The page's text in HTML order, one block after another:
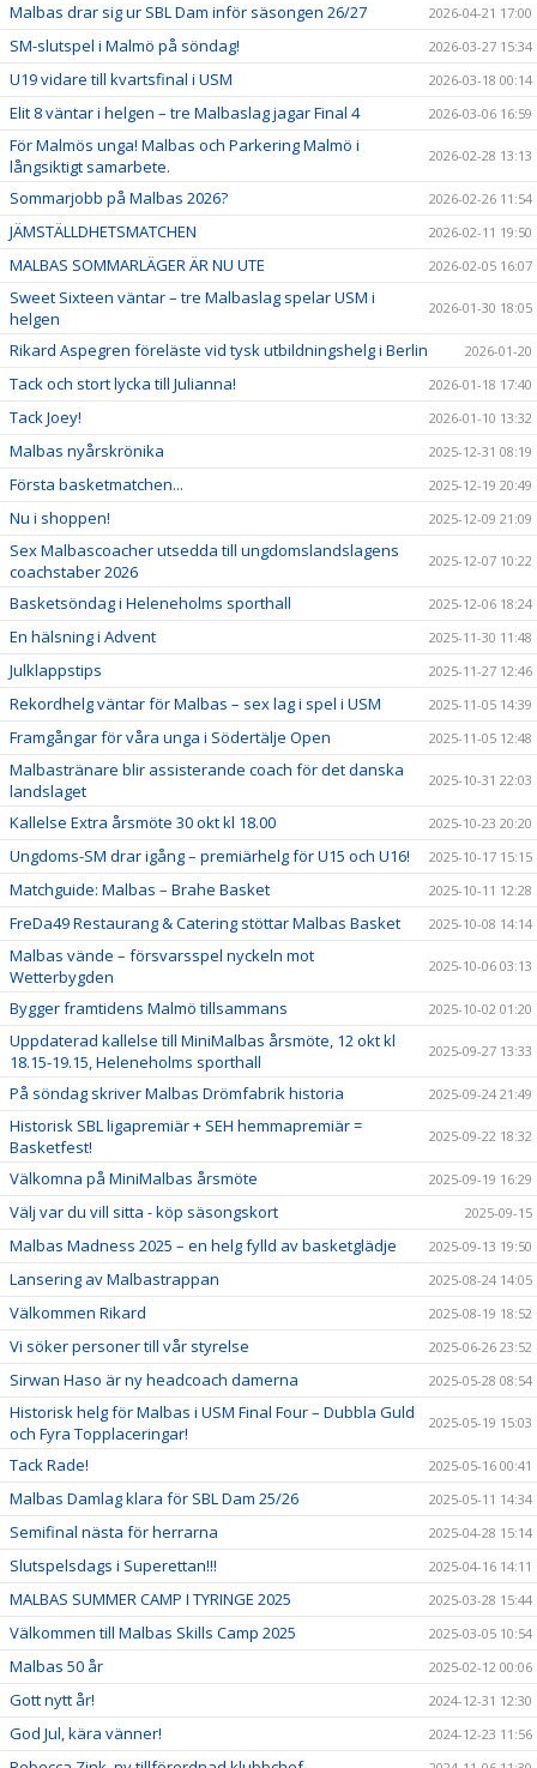
Malbas drar sig ur SBL Dam inför säsongen 26/27 2026-04-21 17:00
SM-slutspel i Malmö på söndag! 2026-03-27 15:34
U19 vidare till kvartsfinal i USM 2026-03-18 00:14
Elit 8 väntar i helgen – tre Malbaslag jagar Final 4 2026-03-06 16:59
För Malmös unga! Malbas och Parkering Malmö i
långsiktigt samarbete.
2026-02-28 13:13
Sommarjobb på Malbas 2026? 2026-02-26 11:54
JÄMSTÄLLDHETSMATCHEN 2026-02-11 19:50
MALBAS SOMMARLÄGER ÄR NU UTE 2026-02-05 16:07
Sweet Sixteen väntar – tre Malbaslag spelar USM i
helgen
2026-01-30 18:05
Rikard Aspegren föreläste vid tysk utbildningshelg i Berlin 2026-01-20
Tack och stort lycka till Julianna! 2026-01-18 17:40
Tack Joey! 2026-01-10 13:32
Malbas nyårskrönika 2025-12-31 08:19
Första basketmatchen... 2025-12-19 20:49
Nu i shoppen! 2025-12-09 21:09
Sex Malbascoacher utsedda till ungdomslandslagens
coachstaber 2026
2025-12-07 10:22
Basketsöndag i Heleneholms sporthall 2025-12-06 18:24
En hälsning i Advent 2025-11-30 11:48
Julklappstips 2025-11-27 12:46
Rekordhelg väntar för Malbas – sex lag i spel i USM 2025-11-05 14:39
Framgångar för våra unga i Södertälje Open 2025-11-05 12:48
Malbastränare blir assisterande coach för det danska
landslaget
2025-10-31 22:03
Kallelse Extra årsmöte 30 okt kl 18.00 2025-10-23 20:20
Ungdoms-SM drar igång – premiärhelg för U15 och U16! 2025-10-17 15:15
Matchguide: Malbas – Brahe Basket 2025-10-11 12:28
FreDa49 Restaurang & Catering stöttar Malbas Basket 2025-10-08 14:14
Malbas vände – försvarsspel nyckeln mot
Wetterbygden
2025-10-06 03:13
Bygger framtidens Malmö tillsammans 2025-10-02 01:20
Uppdaterad kallelse till MiniMalbas årsmöte, 12 okt kl
18.15-19.15, Heleneholms sporthall
2025-09-27 13:33
På söndag skriver Malbas Drömfabrik historia 2025-09-24 21:49
Historisk SBL ligapremiär + SEH hemmapremiär =
Basketfest!
2025-09-22 18:32
Välkomna på MiniMalbas årsmöte 2025-09-19 16:29
Välj var du vill sitta - köp säsongskort 2025-09-15
Malbas Madness 2025 – en helg fylld av basketglädje 2025-09-13 19:50
Lansering av Malbastrappan 2025-08-24 14:05
Välkommen Rikard 2025-08-19 18:52
Vi söker personer till vår styrelse 2025-06-26 23:52
Sirwan Haso är ny headcoach damerna 2025-05-28 08:54
Historisk helg för Malbas i USM Final Four – Dubbla Guld
och Fyra Topplaceringar!
2025-05-19 15:03
Tack Rade! 2025-05-16 00:41
Malbas Damlag klara för SBL Dam 25/26 2025-05-11 14:34
Semifinal nästa för herrarna 2025-04-28 15:14
Slutspelsdags i Superettan!!! 2025-04-16 14:11
MALBAS SUMMER CAMP I TYRINGE 2025 2025-03-28 15:44
Välkommen till Malbas Skills Camp 2025 2025-03-05 10:54
Malbas 50 år 2025-02-12 00:06
Gott nytt år! 2024-12-31 12:30
God Jul, kära vänner! 2024-12-23 11:56